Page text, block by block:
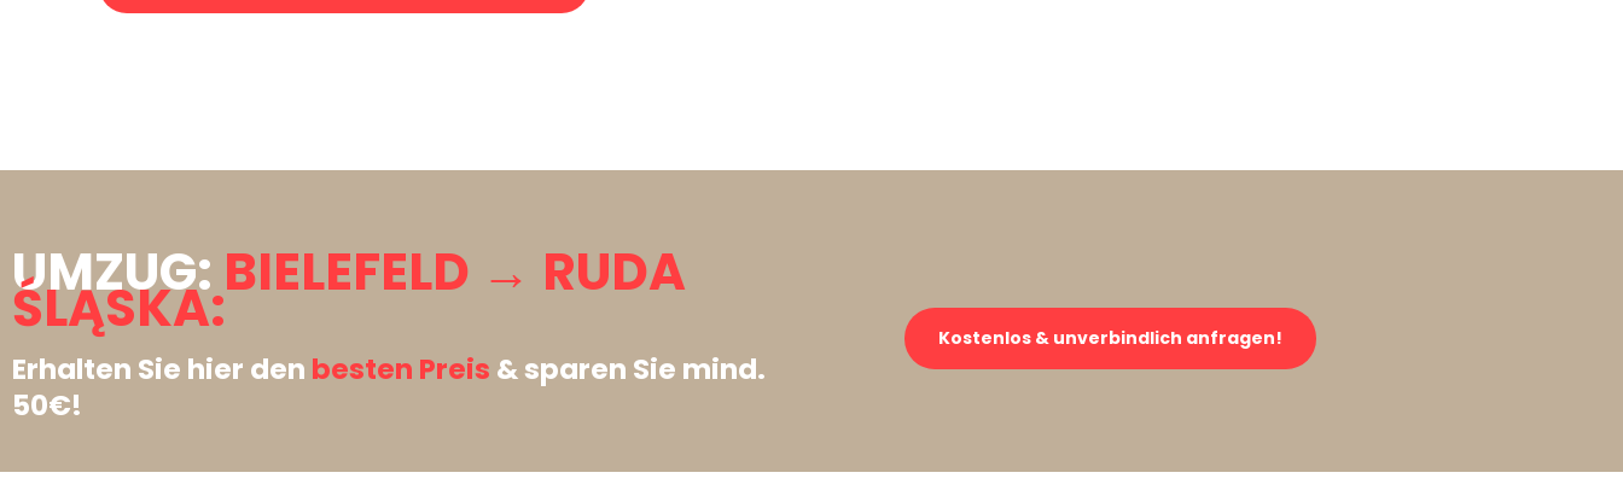
UMZUG: BIELEFELD → RUDA
ŚLĄSKA:
Erhalten Sie hier den besten Preis & sparen Sie mind.
50€!
Kostenlos & unverbindlich anfragen!